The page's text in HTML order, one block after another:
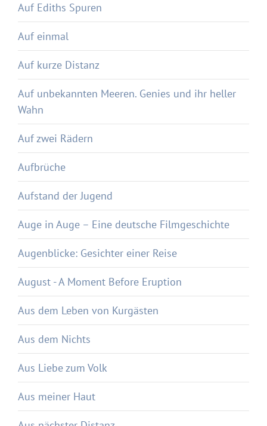
Auf Ediths Spuren
Auf einmal
Auf kurze Distanz
Auf unbekannten Meeren. Genies und ihr heller
Wahn
Auf zwei Rädern
Aufbrüche
Aufstand der Jugend
Auge in Auge – Eine deutsche Filmgeschichte
Augenblicke: Gesichter einer Reise
August - A Moment Before Eruption
Aus dem Leben von Kurgästen
Aus dem Nichts
Aus Liebe zum Volk
Aus meiner Haut